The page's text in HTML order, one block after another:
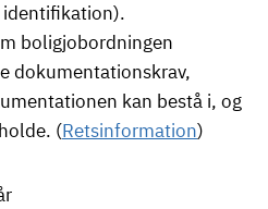
identifikation).
boligjobordningen
dokumentationskrav,
kan bestå i, og
(Retsinformation)